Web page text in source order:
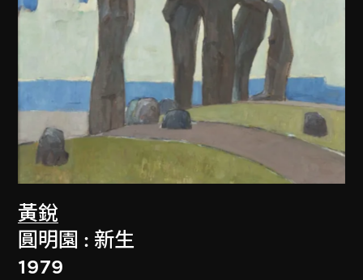
黃銳
圓明園 : 新生
1979